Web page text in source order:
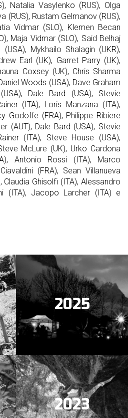
Natalia Vasylenko (RUS), Olga
(RUS), Rustam Gelmanov (RUS),
Vidmar (SLO), Klemen Becan
Maja Vidmar (SLO), Said Belhaj
Mykhailo Shalagin (UKR),
Earl (UK), Garret Parry (UK),
Coxsey (UK), Chris Sharma
Woods (USA), Dave Graham
Dale Bard (USA), Stevie
(ITA), Loris Manzana (ITA),
Godoffe (FRA), Philippe Ribiere
(AUT), Dale Bard (USA), Stevie
(ITA), Steve House (USA),
McLure (UK), Urko Cardona
Antonio Rossi (ITA), Marco
(FRA), Sean Villanueva
Claudia Ghisolfi (ITA), Alessandro
(ITA), Jacopo Larcher (ITA) e
2025
2023